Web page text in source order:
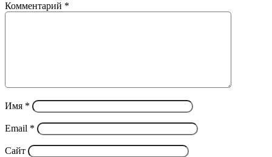
Комментарий *
Имя *
Email *
Сайт